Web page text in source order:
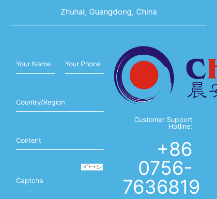
Zhuhai, Guangdong, China
Your Name Your Phone
Country/Region
Content
Captcha
Customer Support
Hotline:
+86
0756-
7636819